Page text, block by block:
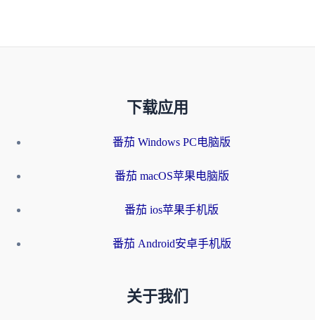
下载应用
番茄 Windows PC电脑版
番茄 macOS苹果电脑版
番茄 ios苹果手机版
番茄 Android安卓手机版
关于我们